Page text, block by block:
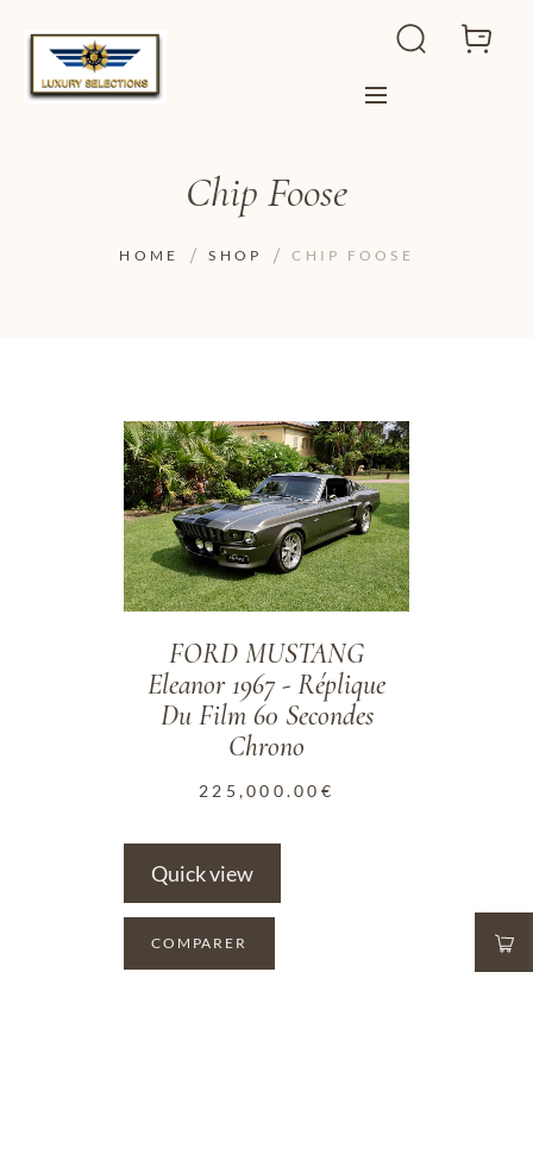
Chip Foose
HOME SHOP CHIP FOOSE
ADD TO WISHLIST
FORD MUSTANG
Eleanor 1967 - Réplique
Du Film 60 Secondes
Chrono
225,000.00 €
Quick view
COMPARER